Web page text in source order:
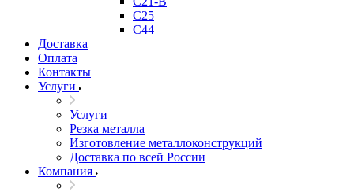
С25
С44
Доставка
Оплата
Контакты
Услуги
Услуги
Резка металла
Изготовление металлоконструкций
Доставка по всей России
Компания